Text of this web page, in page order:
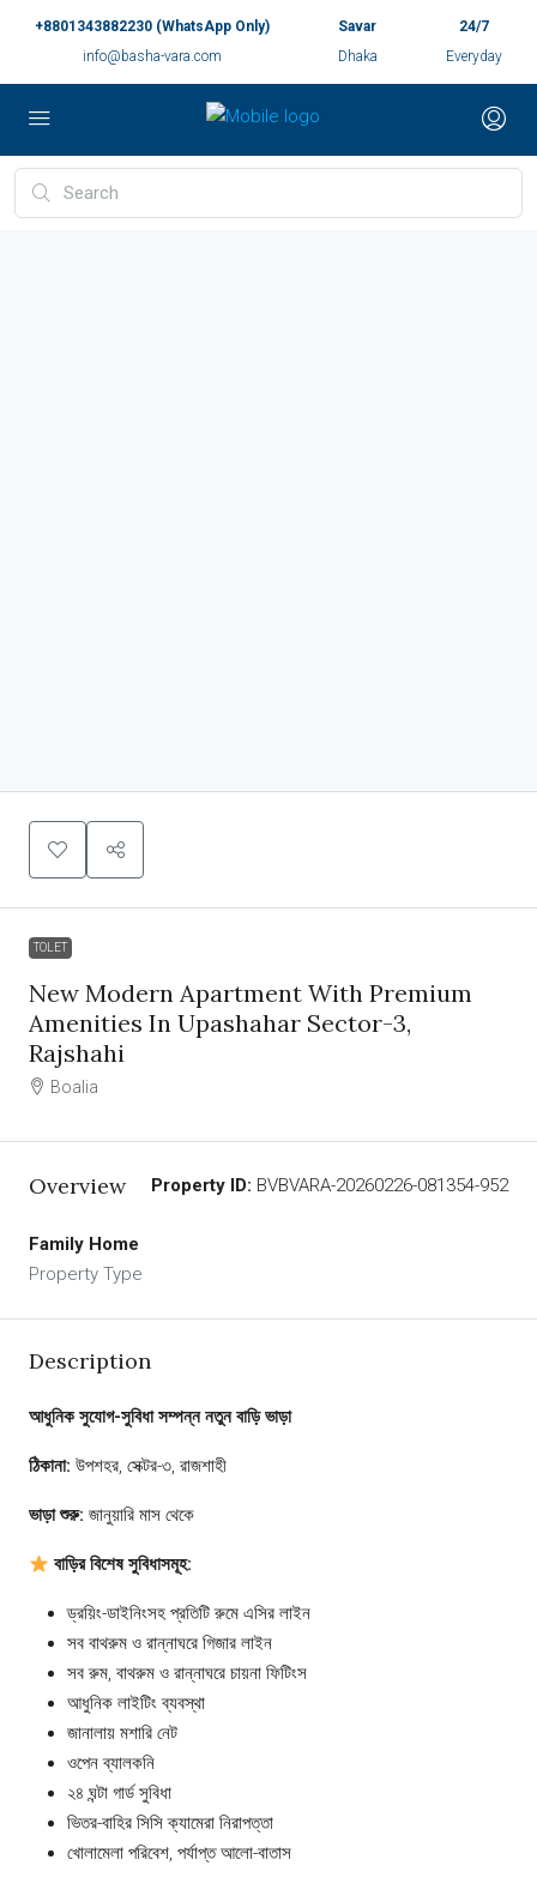
+8801343882230 (WhatsApp Only)
info@basha-vara.com
Savar
Dhaka
24/7
Everyday
TOLET
New Modern Apartment With Premium
Amenities In Upashahar Sector-3,
Rajshahi
Boalia
Overview Property ID: BVBVARA-20260226-081354-952
Family Home
Property Type
Description
আধুনিক সুযোগ-সুবিধা সম্পন্ন নতুন বাড়ি ভাড়া
ঠিকানা: উপশহর, সেক্টর-৩, রাজশাহী
ভাড়া শুরু: জানুয়ারি মাস থেকে
বাড়ির বিশেষ সুবিধাসমূহ:
ড্রয়িং-ডাইনিংসহ প্রতিটি রুমে এসির লাইন
সব বাথরুম ও রান্নাঘরে গিজার লাইন
সব রুম, বাথরুম ও রান্নাঘরে চায়না ফিটিংস
আধুনিক লাইটিং ব্যবস্থা
জানালায় মশারি নেট
ওপেন ব্যালকনি
২৪ ঘন্টা গার্ড সুবিধা
ভিতর-বাহির সিসি ক্যামেরা নিরাপত্তা
খোলামেলা পরিবেশ, পর্যাপ্ত আলো-বাতাস